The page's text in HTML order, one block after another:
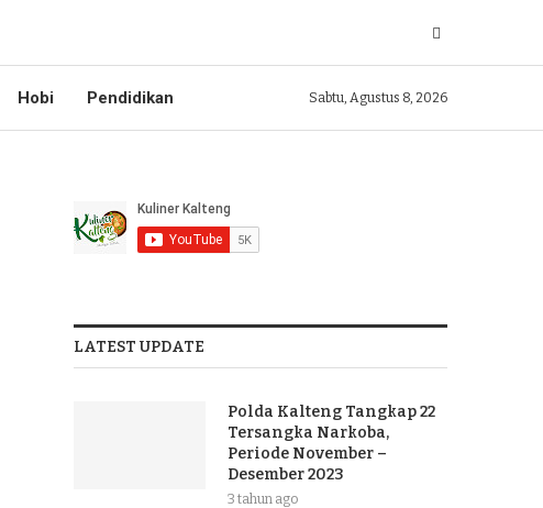
Hobi Pendidikan Sabtu, Agustus 8, 2026
LATEST UPDATE
Polda Kalteng Tangkap 22
Tersangka Narkoba,
Periode November –
Desember 2023
3 tahun ago